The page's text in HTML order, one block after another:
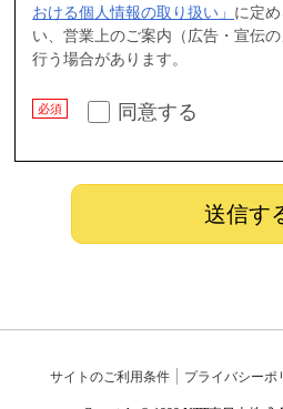
同意する
おける個人情報の取り扱い」 に定
い、営業上のご案内（広告・宣伝
行う場合があります。
サイトのご利用条件 プライバシーポ